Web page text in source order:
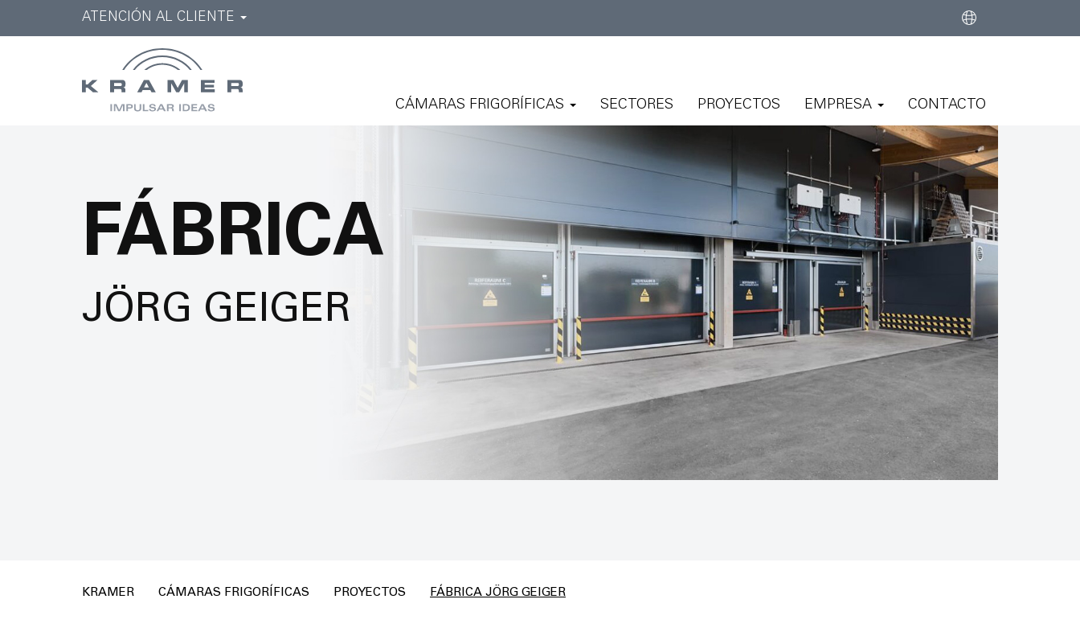
ATENCIÓN AL CLIENTE
CÁMARAS FRIGORÍFICAS SECTORES PROYECTOS EMPRESA CONTACTO
FÁBRICA
JÖRG GEIGER
KRAMER CÁMARAS FRIGORÍFICAS PROYECTOS FÁBRICA JÖRG GEIGER